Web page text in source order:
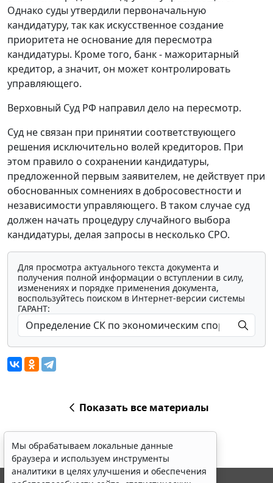
Однако суды утвердили первоначальную
кандидатуру, так как искусственное создание
приоритета не основание для пересмотра
кандидатуры. Кроме того, банк - мажоритарный
кредитор, а значит, он может контролировать
управляющего.
Верховный Суд РФ направил дело на пересмотр.
Суд не связан при принятии соответствующего
решения исключительно волей кредиторов. При
этом правило о сохранении кандидатуры,
предложенной первым заявителем, не действует при
обоснованных сомнениях в добросовестности и
независимости управляющего. В таком случае суд
должен начать процедуру случайного выбора
кандидатуры, делая запросы в несколько СРО.
Для просмотра актуального текста документа и
получения полной информации о вступлении в силу,
изменениях и порядке применения документа,
воспользуйтесь поиском в Интернет-версии системы
ГАРАНТ:
Показать все материалы
Мы обрабатываем локальные данные
браузера и используем инструменты
аналитики в целях улучшения и обеспечения